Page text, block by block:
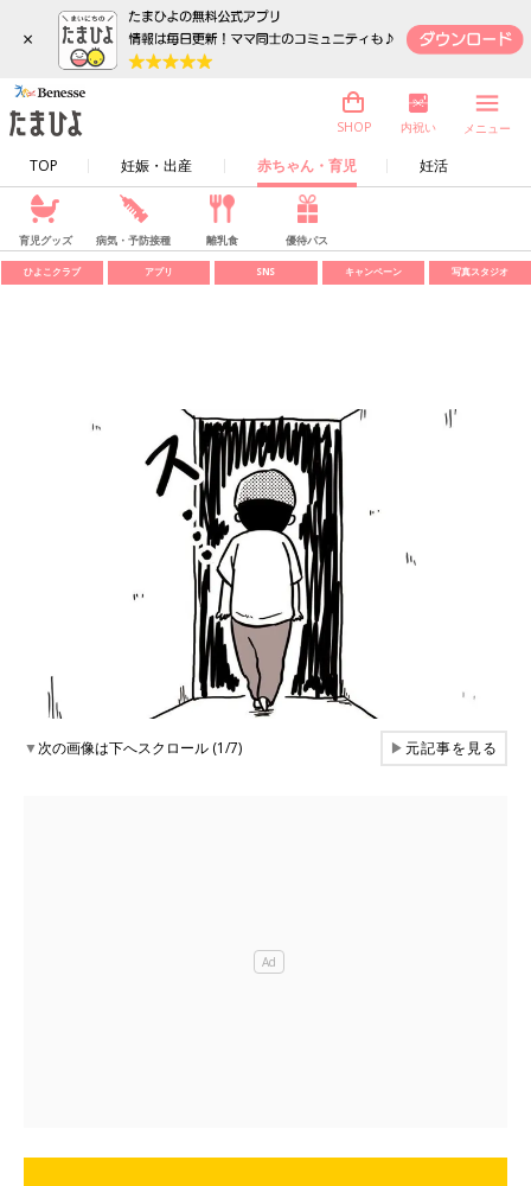
×
TOP 妊娠・出産 赤ちゃん・育児 妊活
SHOP 内祝い メニュー
育児グッズ 病気・予防接種 離乳食 優待パス
ひよこクラブ アプリ SNS キャンペーン 写真スタジオ
▼次の画像は下へスクロール (1/7) ▶元記事を見る